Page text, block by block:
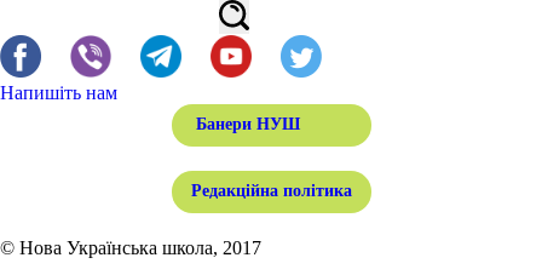
Напишіть нам
Банери НУШ
Редакційна політика
© Нова Українська школа, 2017